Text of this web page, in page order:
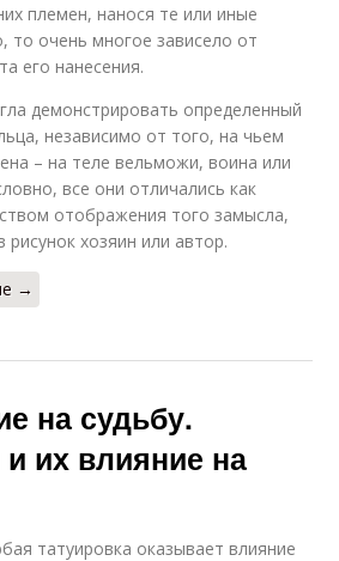
племен, нанося те или иные
то очень многое зависело от
его нанесения.
демонстрировать определенный
независимо от того, на чьем
– на теле вельможи, воина или
все они отличались как
отображения того замысла,
хозяин или автор.
→
на судьбу.
их влияние на
татуировка оказывает влияние